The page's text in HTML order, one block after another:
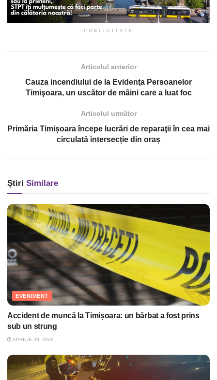
PUBLICITATE
Articolul anterior
Cauza incendiului de la Evidenţa Persoanelor
Timişoara, un uscător de mâini care a luat foc
Articolul următor
Primăria Timișoara începe lucrări de reparaţii în cea mai
circulată intersecție din oraș
Știri Similare
EVENIMENT
Accident de muncă la Timișoara: un bărbat a fost prins
sub un strung
APRILIE 20, 2026